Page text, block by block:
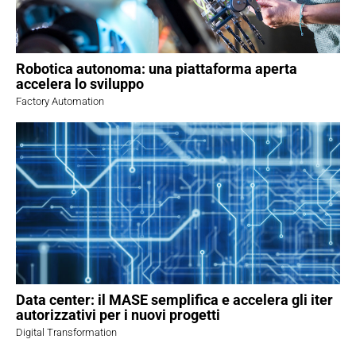
Robotica autonoma: una piattaforma aperta
accelera lo sviluppo
Factory Automation
Data center: il MASE semplifica e accelera gli iter
autorizzativi per i nuovi progetti
Digital Transformation